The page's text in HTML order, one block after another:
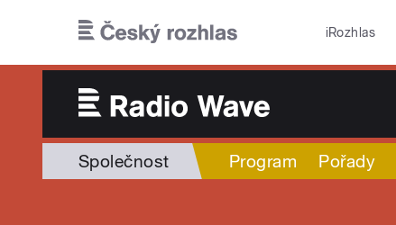
iRozhlas
Společnost Program Pořady